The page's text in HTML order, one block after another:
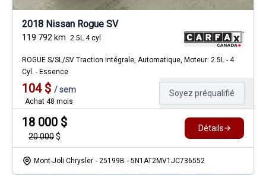
2018 Nissan Rogue SV
119 792 km 2.5L 4 cyl
ROGUE S/SL/SV Traction intégrale, Automatique, Moteur: 2.5L - 4
Cyl. - Essence
104$ /sem
Achat 48 mois
Soyez préqualifié
18 000 $
20 000$
Détails
Mont-Joli Chrysler - 25199B - 5N1AT2MV1JC736552